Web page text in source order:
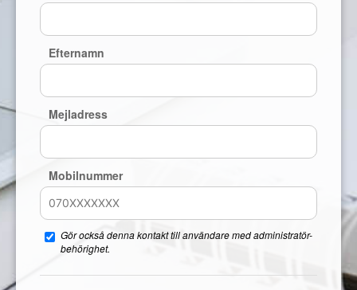
Efternamn
Mejladress
Mobilnummer
Gör också denna kontakt till användare med administratör-
behörighet.